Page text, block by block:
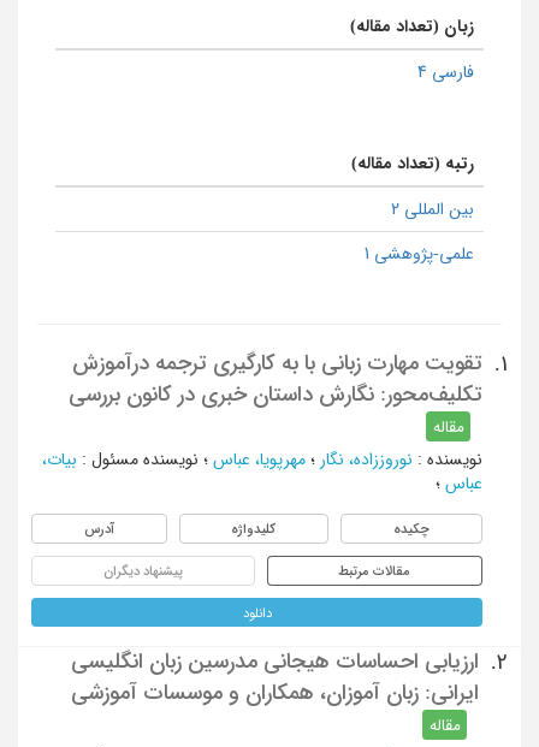
زبان (تعداد مقاله)
فارسی 4
رتبه (تعداد مقاله)
بین المللی 2
علمی-پژوهشی 1
1.
تقویت مهارت زبانی با به ‌کارگیری ترجمه درآموزش
تکلیف‌محور: نگارش داستان خبری در کانون بررسی
مقاله
نویسنده : نوروززاده، نگار ؛ مهرپویا، عباس ؛ نویسنده مسئول : بیات،
عباس ؛
چکیده کلیدواژه آدرس
مقالات مرتبط پیشنهاد دیگران
دانلود
2.
ارزیابی احساسات هیجانی مدرسین زبان انگلیسی
ایرانی: زبان آموزان، همکاران و موسسات آموزشی
مقاله